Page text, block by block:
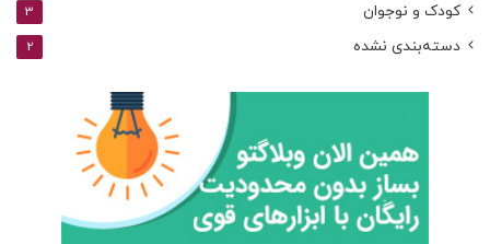
کودک و نوجوان 3
دسته‌بندی نشده 2